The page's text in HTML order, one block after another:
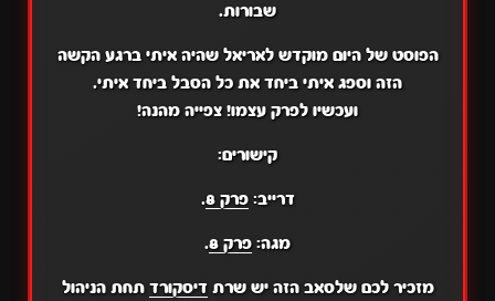
שבורות.
הפוסט של היום מוקדש לאריאל שהיה איתי ברגע הקשה
הזה וספג איתי ביחד את כל הסבל ביחד איתי.
ועכשיו לפרק עצמו! צפייה מהנה!
קישורים:
דרייב:פרק 8 .
מגה: פרק 8 .
מזכיר לכם שלסאב הזה יש שרת דיסקורד תחת הניהול